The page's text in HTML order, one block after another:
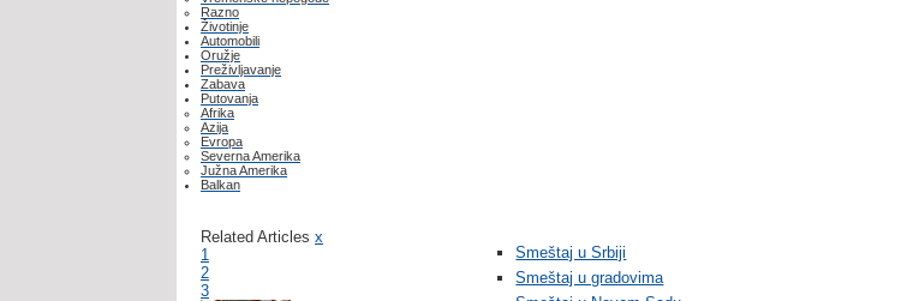
Razno
Životinje
Automobili
Oružje
Preživljavanje
Zabava
Putovanja
Afrika
Azija
Evropa
Severna Amerika
Južna Amerika
Balkan
Related Articles x
1
2
3
Smeštaj u Srbiji
Smeštaj u gradovima